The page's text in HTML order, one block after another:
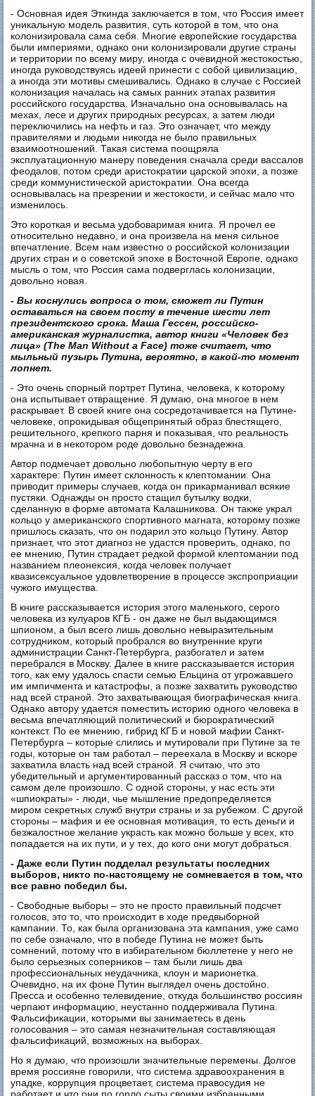
- Основная идея Эткинда заключается в том, что Россия имеет
уникальную модель развития, суть которой в том, что она
колонизировала сама себя. Многие европейские государства
были империями, однако они колонизировали другие страны
и территории по всему миру, иногда с очевидной жестокостью,
иногда руководствуясь идеей принести с собой цивилизацию,
а иногда эти мотивы смешивались. Однако в случае с Россией
колонизация началась на самых ранних этапах развития
российского государства. Изначально она основывалась на
мехах, лесе и других природных ресурсах, а затем люди
переключились на нефть и газ. Это означает, что между
правителями и людьми никогда не было правильных
взаимоотношений. Такая система поощряла
эксплуатационную манеру поведения сначала среди вассалов
феодалов, потом среди аристократии царской эпохи, а позже
среди коммунистической аристократии. Она всегда
основывалась на презрении и жестокости, и сейчас мало что
изменилось.
Это короткая и весьма удобоваримая книга. Я прочел ее
относительно недавно, и она произвела на меня сильное
впечатление. Всем нам известно о российской колонизации
других стран и о советской эпохе в Восточной Европе, однако
мысль о том, что Россия сама подверглась колонизации,
довольно новая.
-Вы коснулись вопроса о том, сможет ли Путин
оставаться на своем посту в течение шести лет
президентского срока. Маша Гессен, российско-
американская журналистка, автор книги«Человек без
лица» (The Man Without a Face) тоже считает, что
мыльный пузырь Путина, вероятно, в какой-то момент
лопнет.
- Это очень спорный портрет Путина, человека, к которому
она испытывает отвращение. Я думаю, она многое в нем
раскрывает. В своей книге она сосредотачивается на Путине-
человеке, опрокидывая общепринятый образ блестящего,
решительного, крепкого парня и показывая, что реальность
мрачна и в некотором роде довольно безнадежна.
Автор подмечает довольно любопытную черту в его
характере: Путин имеет склонность к клептомании. Она
приводит примеры случаев, когда он прикарманивал всякие
пустяки. Однажды он просто стащил бутылку водки,
сделанную в форме автомата Калашникова. Он также украл
кольцо у американского спортивного магната, которому позже
пришлось сказать, что он подарил это кольцо Путину. Автор
признает, что этот диагноз не удастся проверить, однако, по
ее мнению, Путин страдает редкой формой клептомании под
названием плеонексия, когда человек получает
квазисексуальное удовлетворение в процессе экспроприации
чужого имущества.
В книге рассказывается история этого маленького, серого
человека из кулуаров КГБ - он даже не был выдающимся
шпионом, а был всего лишь довольно невыразительным
сотрудником, который пробрался во внутренние круги
администрации Санкт-Петербурга, разбогател и затем
перебрался в Москву. Далее в книге рассказывается история
того, как ему удалось спасти семью Ельцина от угрожавшего
им импичмента и катастрофы, а позже захватить руководство
над всей страной. Это захватывающая биографическая книга.
Однако автору удается поместить историю одного человека в
весьма впечатляющий политический и бюрократический
контекст. По ее мнению, гибрид КГБ и новой мафии Санкт-
Петербурга – которые слились и мутировали при Путине за те
годы, которые он там работал – переехала в Москву и вскоре
захватила власть над всей страной. Я считаю, что это
убедительный и аргументированный рассказ о том, что на
самом деле произошло. С одной стороны, у нас есть эти
«шпиократы» - люди, чье мышление предопределяется
миром секретных служб внутри страны и за рубежом. С другой
стороны – мафия и ее основная мотивация, то есть деньги и
безжалостное желание украсть как можно больше у всех, кто
попадается на их пути, и у тех, до кого они могут добраться.
- Даже если Путин подделал результаты последних
выборов, никто по-настоящему не сомневается в том, что
все равно победил бы.
- Свободные выборы – это не просто правильный подсчет
голосов, это то, что происходит в ходе предвыборной
кампании. То, как была организована эта кампания, уже само
по себе означало, что в победе Путина не может быть
сомнений, потому что в избирательном бюллетене у него не
было серьезных соперников – там были лишь два
профессиональных неудачника, клоун и марионетка.
Очевидно, на их фоне Путин выглядел очень достойно.
Пресса и особенно телевидение, откуда большинство россиян
черпают информацию, неустанно поддерживала Путина.
Фальсификации, которыми вы занимаетесь в день
голосования – это самая незначительная составляющая
фальсификаций, возможных на выборах.
Но я думаю, что произошли значительные перемены. Долгое
время россияне говорили, что система здравоохранения в
упадке, коррупция процветает, система правосудия не